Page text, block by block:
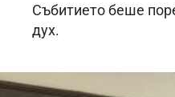
Събитието беше
дух.